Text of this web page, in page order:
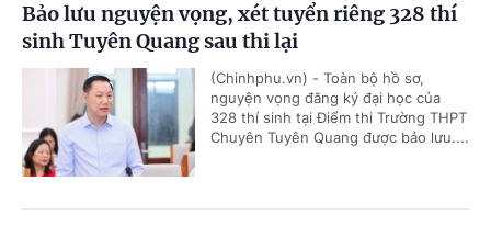
Bảo lưu nguyện vọng, xét tuyển riêng 328 thí
sinh Tuyên Quang sau thi lại
(Chinhphu.vn) - Toàn bộ hồ sơ,
nguyện vọng đăng ký đại học của
328 thí sinh tại Điểm thi Trường THPT
Chuyên Tuyên Quang được bảo lưu....